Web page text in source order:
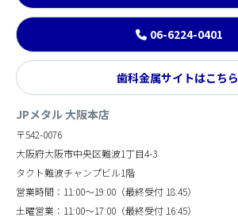
06-6224-0401
歯科金属サイトはこちら
JPメタル 大阪本店
〒542-0076
大阪府大阪市中央区難波1丁目4-3
タクト難波チャンプビル1階
営業時間：11:00～19:00（最終受付 18:45）
土曜営業：11:00～17:00（最終受付 16:45）